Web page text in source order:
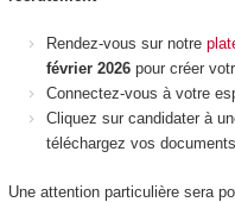
Rendez-vous sur notre
février 2026 pour créer
Connectez-vous à votre
Cliquez sur candidater à
téléchargez vos
Une attention particulière sera